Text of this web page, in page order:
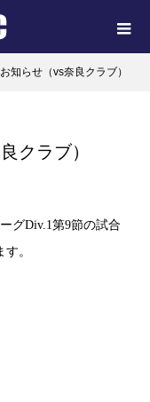
知らせ（vs奈良クラブ）
クラブ）
グDiv.1第9節の試合
。